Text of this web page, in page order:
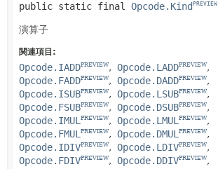
public static final Opcode.Kind PREVIEW
演算子
関連項目:
Opcode.IADDPREVIEW Opcode.LADDPREVIEW
Opcode.FADDPREVIEW Opcode.DADDPREVIEW
Opcode.ISUBPREVIEW Opcode.LSUBPREVIEW
Opcode.FSUBPREVIEW Opcode.DSUBPREVIEW
Opcode.IMULPREVIEW Opcode.LMULPREVIEW
Opcode.FMULPREVIEW Opcode.DMULPREVIEW
Opcode.IDIVPREVIEW Opcode.LDIVPREVIEW
Opcode.FDIVPREVIEW Opcode.DDIVPREVIEW